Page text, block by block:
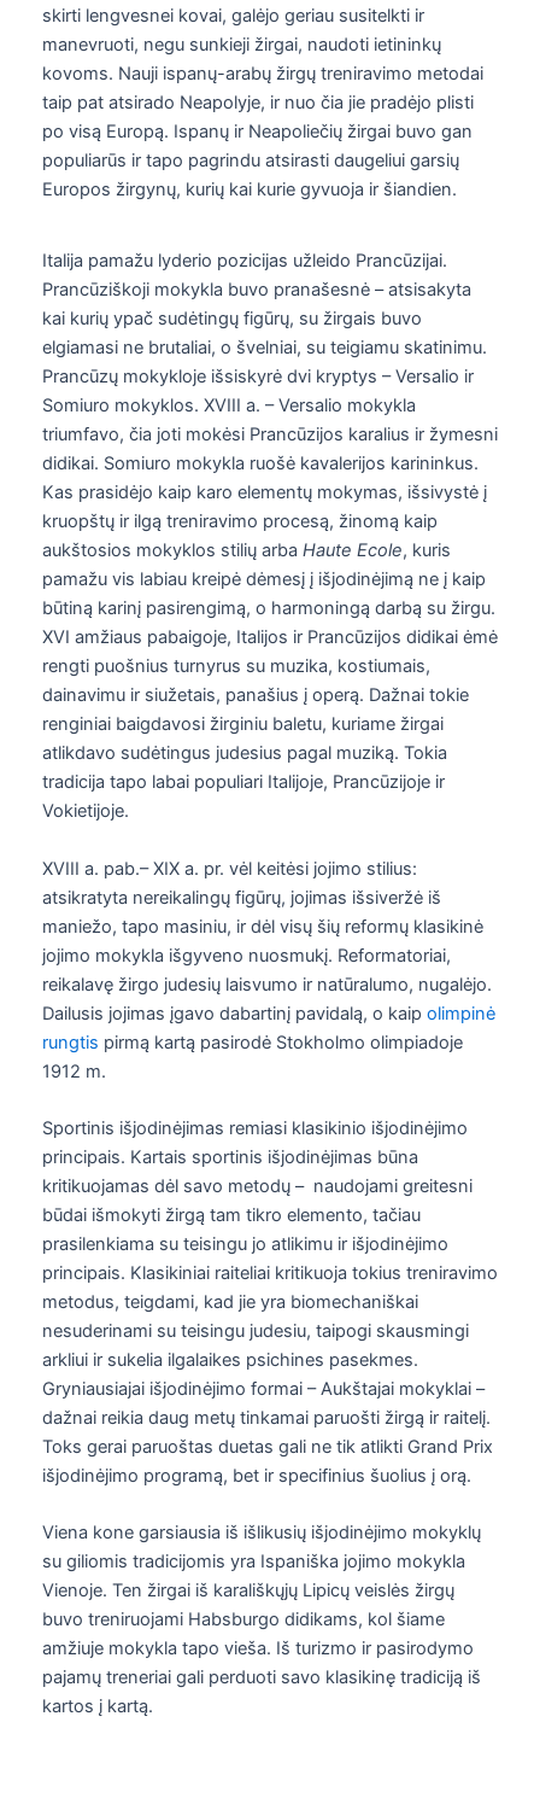
skirti lengvesnei kovai, galėjo geriau susitelkti ir
manevruoti, negu sunkieji žirgai, naudoti ietininkų
kovoms. Nauji ispanų-arabų žirgų treniravimo metodai
taip pat atsirado Neapolyje, ir nuo čia jie pradėjo plisti
po visą Europą. Ispanų ir Neapoliečių žirgai buvo gan
populiarūs ir tapo pagrindu atsirasti daugeliui garsių
Europos žirgynų, kurių kai kurie gyvuoja ir šiandien.
Italija pamažu lyderio pozicijas užleido Prancūzijai.
Prancūziškoji mokykla buvo pranašesnė – atsisakyta
kai kurių ypač sudėtingų figūrų, su žirgais buvo
elgiamasi ne brutaliai, o švelniai, su teigiamu skatinimu.
Prancūzų mokykloje išsiskyrė dvi kryptys – Versalio ir
Somiuro mokyklos. XVIII a. – Versalio mokykla
triumfavo, čia joti mokėsi Prancūzijos karalius ir žymesni
didikai. Somiuro mokykla ruošė kavalerijos karininkus.
Kas prasidėjo kaip karo elementų mokymas, išsivystė į
kruopštų ir ilgą treniravimo procesą, žinomą kaip
aukštosios mokyklos stilių arba Haute Ecole, kuris
pamažu vis labiau kreipė dėmesį į išjodinėjimą ne į kaip
būtiną karinį pasirengimą, o harmoningą darbą su žirgu.
XVI amžiaus pabaigoje, Italijos ir Prancūzijos didikai ėmė
rengti puošnius turnyrus su muzika, kostiumais,
dainavimu ir siužetais, panašius į operą. Dažnai tokie
renginiai baigdavosi žirginiu baletu, kuriame žirgai
atlikdavo sudėtingus judesius pagal muziką. Tokia
tradicija tapo labai populiari Italijoje, Prancūzijoje ir
Vokietijoje.
XVIII a. pab.– XIX a. pr. vėl keitėsi jojimo stilius:
atsikratyta nereikalingų figūrų, jojimas išsiveržė iš
maniežo, tapo masiniu, ir dėl visų šių reformų klasikinė
jojimo mokykla išgyveno nuosmukį. Reformatoriai,
reikalavę žirgo judesių laisvumo ir natūralumo, nugalėjo.
Dailusis jojimas įgavo dabartinį pavidalą, o kaip olimpinė
rungtis pirmą kartą pasirodė Stokholmo olimpiadoje
1912 m.
Sportinis išjodinėjimas remiasi klasikinio išjodinėjimo
principais. Kartais sportinis išjodinėjimas būna
kritikuojamas dėl savo metodų – naudojami greitesni
būdai išmokyti žirgą tam tikro elemento, tačiau
prasilenkiama su teisingu jo atlikimu ir išjodinėjimo
principais. Klasikiniai raiteliai kritikuoja tokius treniravimo
metodus, teigdami, kad jie yra biomechaniškai
nesuderinami su teisingu judesiu, taipogi skausmingi
arkliui ir sukelia ilgalaikes psichines pasekmes.
Gryniausiajai išjodinėjimo formai – Aukštajai mokyklai –
dažnai reikia daug metų tinkamai paruošti žirgą ir raitelį.
Toks gerai paruoštas duetas gali ne tik atlikti Grand Prix
išjodinėjimo programą, bet ir specifinius šuolius į orą.
Viena kone garsiausia iš išlikusių išjodinėjimo mokyklų
su giliomis tradicijomis yra Ispaniška jojimo mokykla
Vienoje. Ten žirgai iš karališkųjų Lipicų veislės žirgų
buvo treniruojami Habsburgo didikams, kol šiame
amžiuje mokykla tapo vieša. Iš turizmo ir pasirodymo
pajamų treneriai gali perduoti savo klasikinę tradiciją iš
kartos į kartą.